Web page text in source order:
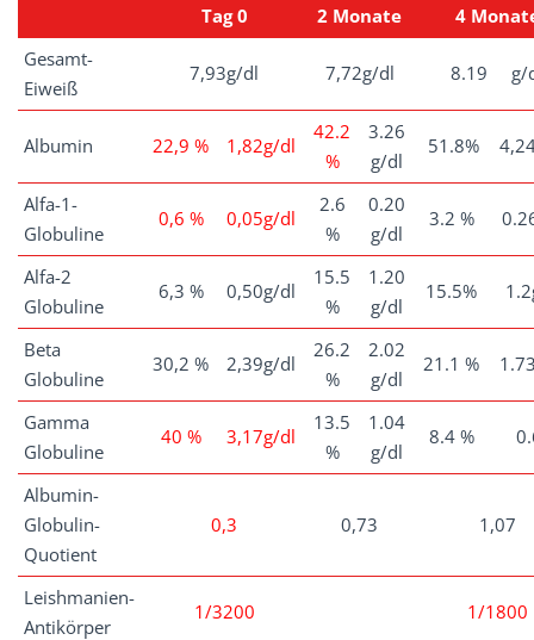
Tag 0 2 Monate
4
Gesamt-
Eiweiß
7,93g/dl 7,72g/dl 8.19 g/
Albumin 22,9 % 1,82g/dl
42.2
%
3.26
g/dl
51.8%
Alfa-1-
Globuline
0,6 % 0,05g/dl
2.6
%
0.20
g/dl
3.2 %
Alfa-2
Globuline
6,3 % 0,50g/dl
15.5
%
1.20
g/dl
15.5%
Beta
Globuline
30,2 % 2,39g/dl
26.2
%
2.02
g/dl
21.1 %
Gamma
Globuline
40 % 3,17g/dl
13.5
%
1.04
g/dl
8.4 %
Albumin-
Globulin-
Quotient
0,3 0,73 1,07
Leishmanien-
Antikörper
1/3200 1/1800